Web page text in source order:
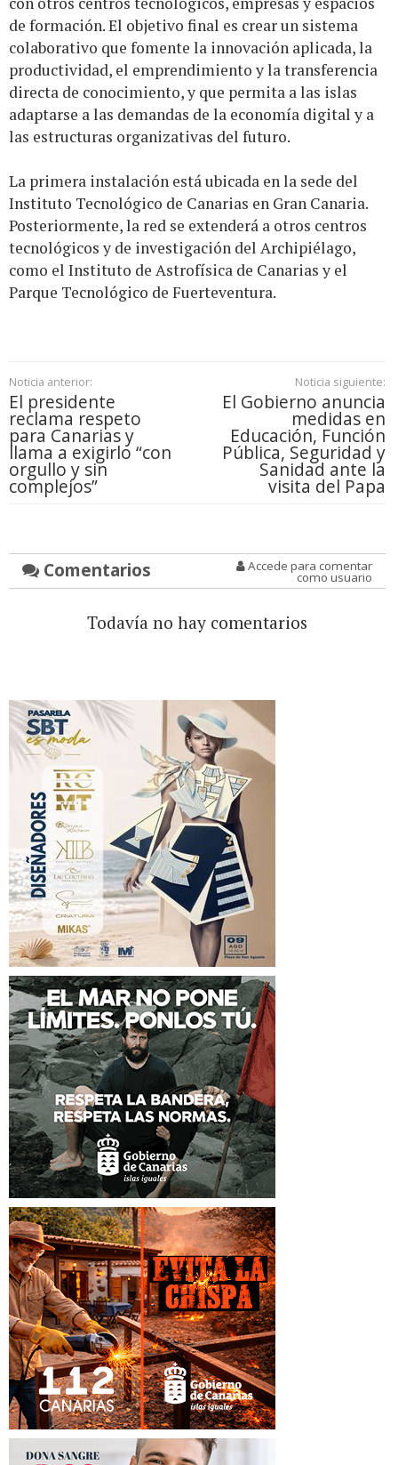
de formación. El objetivo final es crear un sistema
colaborativo que fomente la innovación aplicada, la
productividad, el emprendimiento y la transferencia
directa de conocimiento, y que permita a las islas
adaptarse a las demandas de la economía digital y a
las estructuras organizativas del futuro.
La primera instalación está ubicada en la sede del
Instituto Tecnológico de Canarias en Gran Canaria.
Posteriormente, la red se extenderá a otros centros
tecnológicos y de investigación del Archipiélago,
como el Instituto de Astrofísica de Canarias y el
Parque Tecnológico de Fuerteventura.
Noticia anterior:
El presidente
reclama respeto
para Canarias y
llama a exigirlo “con
orgullo y sin
complejos”
Noticia siguiente:
El Gobierno anuncia
medidas en
Educación, Función
Pública, Seguridad y
Sanidad ante la
visita del Papa
Comentarios Accede para comentar
como usuario
Todavía no hay comentarios